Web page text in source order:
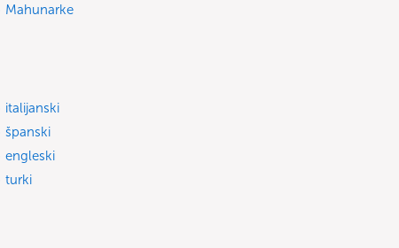
Mahunarke
italijanski
španski
engleski
turki